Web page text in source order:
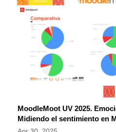
MoodleMoot UV 2025.
Midiendo el sentimiento en